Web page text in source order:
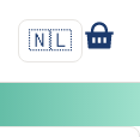
🇳🇱